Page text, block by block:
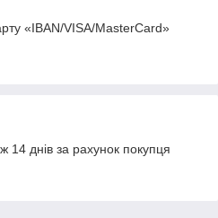
«IBAN/VISA/MasterCard»
14 днів за рахунок покупця